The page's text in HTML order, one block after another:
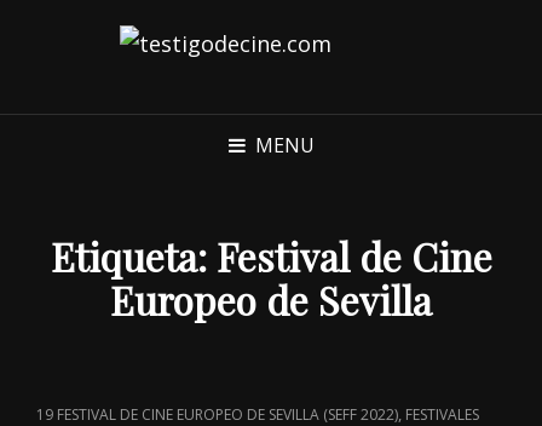
MENU
Etiqueta: Festival de Cine
Europeo de Sevilla
CAT
19 FESTIVAL DE CINE EUROPEO DE SEVILLA (SEFF 2022), FESTIVALES